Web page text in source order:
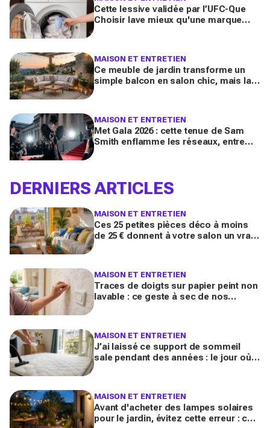
Cette lessive validée par l’UFC-Que
Choisir lave mieux qu'une marque
MAISON ET ENTRETIEN
Ce meuble de jardin transforme un
simple balcon en salon chic, mais la
MAISON ET ENTRETIEN
Met Gala 2026 : cette tenue de Sam
Smith enflamme les réseaux, entre
DERNIERS ARTICLES
MAISON ET ENTRETIEN
Ces 25 petites pièces déco à moins
de 25 € donnent à votre salon un vrai
MAISON ET ENTRETIEN
Traces de doigts sur papier peint non
lavable : ce geste à sec de nos
MAISON ET ENTRETIEN
J’ai laissé ce support de sommeil
sale pendant des années : le jour où
MAISON ET ENTRETIEN
Avant d'acheter des lampes solaires
pour le jardin, évitez cette erreur : ces